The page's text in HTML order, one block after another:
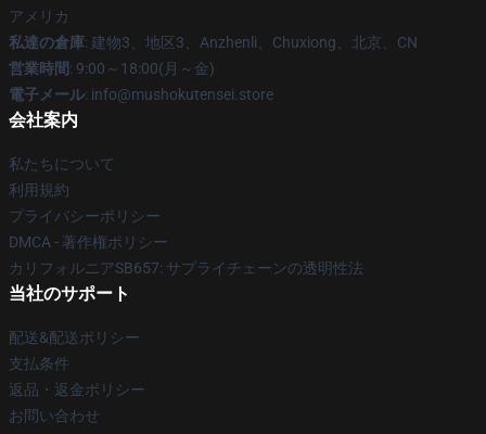
アメリカ
私達の倉庫: 建物3、地区3、Anzhenli、Chuxiong、北京、CN
営業時間: 9:00～18:00(月～金)
電子メール: info@mushokutensei.store
会社案内
私たちについて
利用規約
プライバシーポリシー
DMCA - 著作権ポリシー
カリフォルニアSB657: サプライチェーンの透明性法
当社のサポート
配送&配送ポリシー
支払条件
返品・返金ポリシー
お問い合わせ